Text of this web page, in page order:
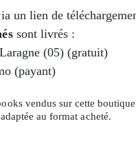
un lien de
sont livrés :
(05) (gratuit)
(payant)
vendus sur cette
au format acheté.